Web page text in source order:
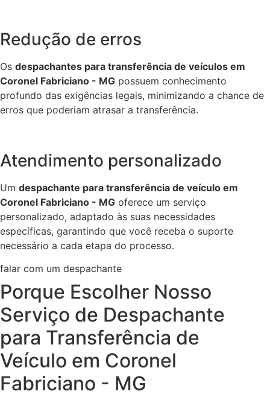
Redução de erros
Os despachantes para transferência de veículos em
Coronel Fabriciano - MG possuem conhecimento
profundo das exigências legais, minimizando a chance de
erros que poderiam atrasar a transferência.
Atendimento personalizado
Um despachante para transferência de veículo em
Coronel Fabriciano - MG oferece um serviço
personalizado, adaptado às suas necessidades
específicas, garantindo que você receba o suporte
necessário a cada etapa do processo.
falar com um despachante
Porque Escolher Nosso
Serviço de Despachante
para Transferência de
Veículo em Coronel
Fabriciano - MG